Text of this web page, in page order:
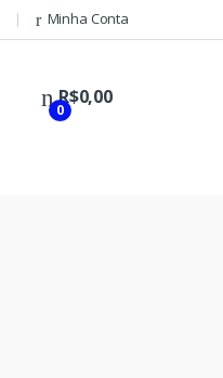
Minha Conta
0
R$0,00